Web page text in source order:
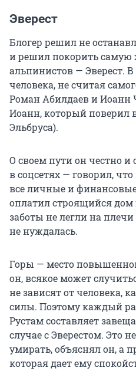
Эверест
Блогер решил не
и решил покорить самую
альпинистов — Эверест.
человека, не считая
Роман Абилдаев и Иоанн
Иоанн, который поверил
Эльбруса).
О своем пути он честно и
в соцсетях — говорил,
все личные и
оплатил строящийся
заботы не легли на
не нуждалась.
Горы — место
он, всякое может
не зависят от человека,
силы. Поэтому каждый
Рустам составляет
случае с Эверестом. Это
умирать, объяснял он, а
которая дает ему